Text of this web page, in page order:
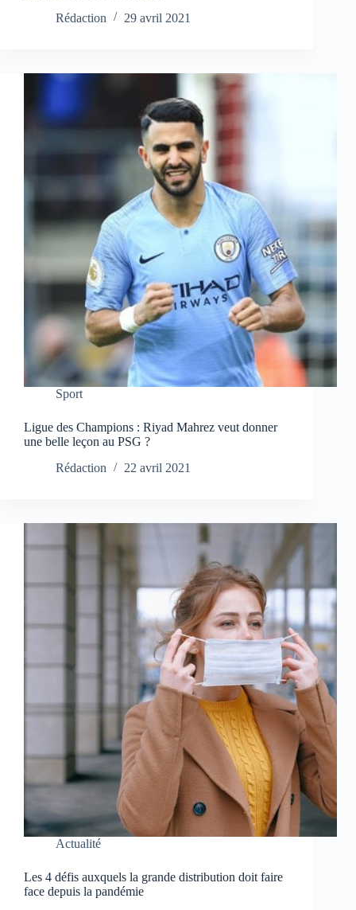
Rédaction
29 avril 2021
Sport
Ligue des Champions : Riyad Mahrez veut donner
une belle leçon au PSG ?
Rédaction
22 avril 2021
Actualité
Les 4 défis auxquels la grande distribution doit faire
face depuis la pandémie